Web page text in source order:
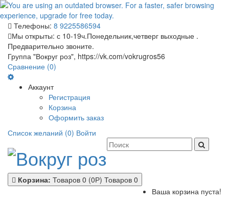
Телефоны: 8 9225586594
Мы открыты: с 10-19ч.Понедельник,четверг выходные .
Предварительно звоните.
Группа "Вокруг роз", https://vk.com/vokrugros56
Сравнение (0)
Аккаунт
Регистрация
Корзина
Оформить заказ
Список желаний (0) Войти
Корзина: Товаров 0 (0Р) Товаров 0
Ваша корзина пуста!